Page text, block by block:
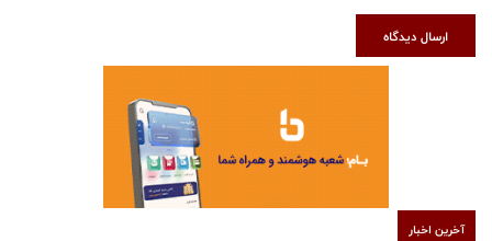
ارسال دیدگاه
آخرین اخبار